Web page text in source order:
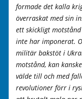
formade det kalla
överraskat med sin
ett skickligt
inte har imponerat.
militär bakstöt i
motstånd, kan
välde till och med
revolutioner förr i